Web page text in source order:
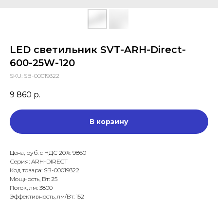
LED светильник SVT-ARH-Direct-
600-25W-120
SKU: SB-00019322
9 860 р.
В корзину
Цена, руб. с НДС 20%: 9860
Серия: ARH-DIRECT
Код товара: SB-00019322
Мощность, Вт: 25
Поток, лм: 3800
Эффективность, лм/Вт: 152